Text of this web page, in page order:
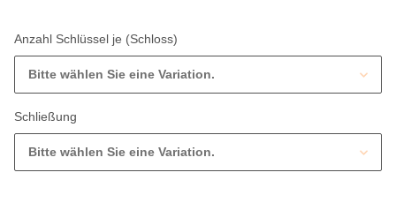
Anzahl Schlüssel je (Schloss)
Bitte wählen Sie eine Variation.
Schließung
Bitte wählen Sie eine Variation.